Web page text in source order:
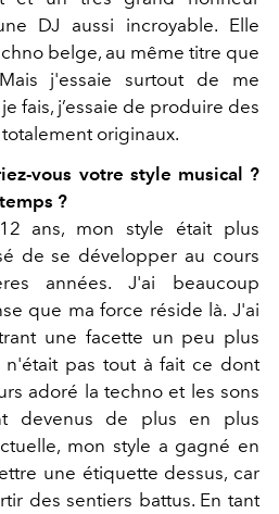
DJ aussi incroyable. Elle
belge, au même titre que
j'essaie surtout de me
fais, j’essaie de produire des
originaux.
vous votre style musical ?
?
ans, mon style était plus
de se développer au cours
années. J'ai beaucoup
que ma force réside là. J'ai
une facette un peu plus
n'était pas tout à fait ce dont
adoré la techno et les sons
devenus de plus en plus
mon style a gagné en
une étiquette dessus, car
des sentiers battus. En tant